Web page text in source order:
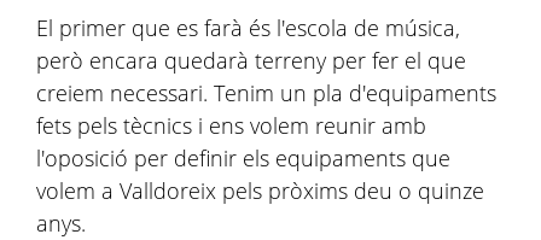
El primer que es farà és l'escola de música,
però encara quedarà terreny per fer el que
creiem necessari. Tenim un pla d'equipaments
fets pels tècnics i ens volem reunir amb
l'oposició per definir els equipaments que
volem a Valldoreix pels pròxims deu o quinze
anys.